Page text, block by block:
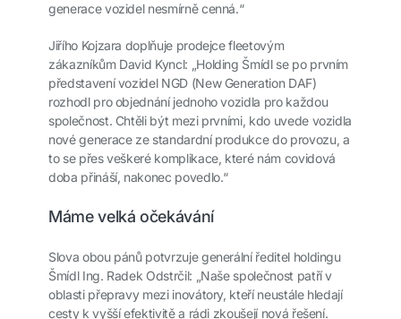
generace vozidel nesmírně cenná.“
Jiřího Kojzara doplňuje prodejce fleetovým
zákazníkům David Kyncl: „Holding Šmídl se po prvním
představení vozidel NGD (New Generation DAF)
rozhodl pro objednání jednoho vozidla pro každou
společnost. Chtěli být mezi prvními, kdo uvede vozidla
nové generace ze standardní produkce do provozu, a
to se přes veškeré komplikace, které nám covidová
doba přináší, nakonec povedlo.“
Máme velká očekávání
Slova obou pánů potvrzuje generální ředitel holdingu
Šmídl Ing. Radek Odstrčil: „Naše společnost patří v
oblasti přepravy mezi inovátory, kteří neustále hledají
cesty k vyšší efektivitě a rádi zkoušejí nová řešení.